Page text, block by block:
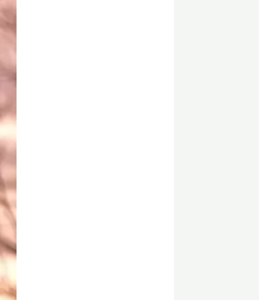
AI​